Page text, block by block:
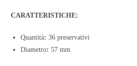
CARATTERISTICHE:
Quantità: 36 preservativi
Diametro: 57 mm